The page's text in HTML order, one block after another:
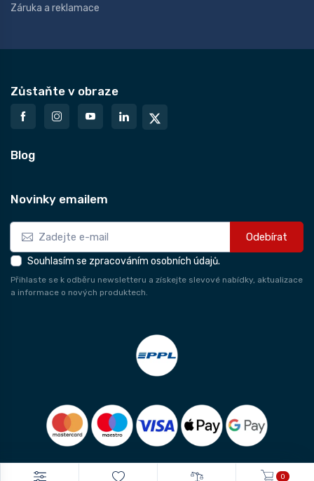
Záruka a reklamace
Zůstaňte v obraze
Blog
Novinky emailem
Odebírat
Souhlasím se zpracováním osobních údajů.
Přihlaste se k odběru newsletteru a získejte slevové nabídky, aktualizace
a informace o nových produktech.
0